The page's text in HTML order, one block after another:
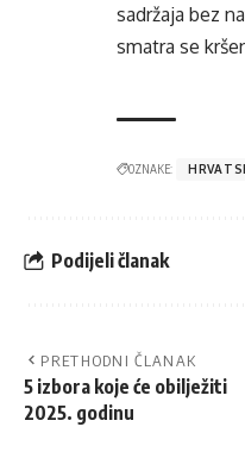
sadržaja bez
smatra se
OZNAKE:
Podijeli članak
PRETHODNI ČLANAK
5 izbora koje će obilježiti
2025. godinu